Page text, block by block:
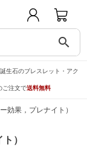
search
生石のブレスレット・アク
ご注文で送料無料
効果，プレナイト）
）